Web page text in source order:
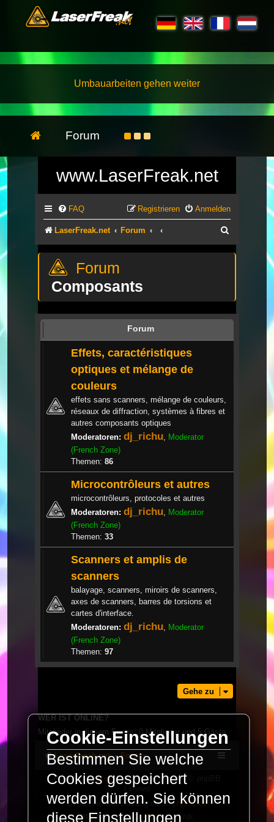
Umbauarbeiten gehen weiter
Forum
www.LaserFreak.net
FAQ Anmelden
Registrieren
LaserFreak.net Forum
Composants
Forum
Effets, caractéristiques
optiques et mélange de
couleurs
effets sans scanners, mélange de couleurs,
réseaux de diffraction, systèmes à fibres et
autres composants optiques
Moderatoren: dj_richu Moderator
(French Zone)
Themen: 86
Microcontrôleurs et autres
microcontrôleurs, protocoles et autres
Moderatoren: dj_richu Moderator
(French Zone)
Themen: 33
Scanners et amplis de
scanners
balayage, scanners, miroirs de scanners,
axes de scanners, barres de torsions et
cartes d'interface.
Moderatoren: dj_richu Moderator
(French Zone)
Themen: 97
Gehe zu
WER IST ONLINE?
Mitglieder in diesem Forum: 0 Mitglieder und 5 Gäste
LaserFreak.net Forum
Powered byphpBB® Forum Software © phpBB
Limited
Deutsche Übersetzung durchphpBB.de
PRIVACY_LINK | TERMS_LINK
Cookie-Einstellungen
Bestimmen Sie welche
Cookies gespeichert
werden dürfen. Sie können
diese Einstellungen